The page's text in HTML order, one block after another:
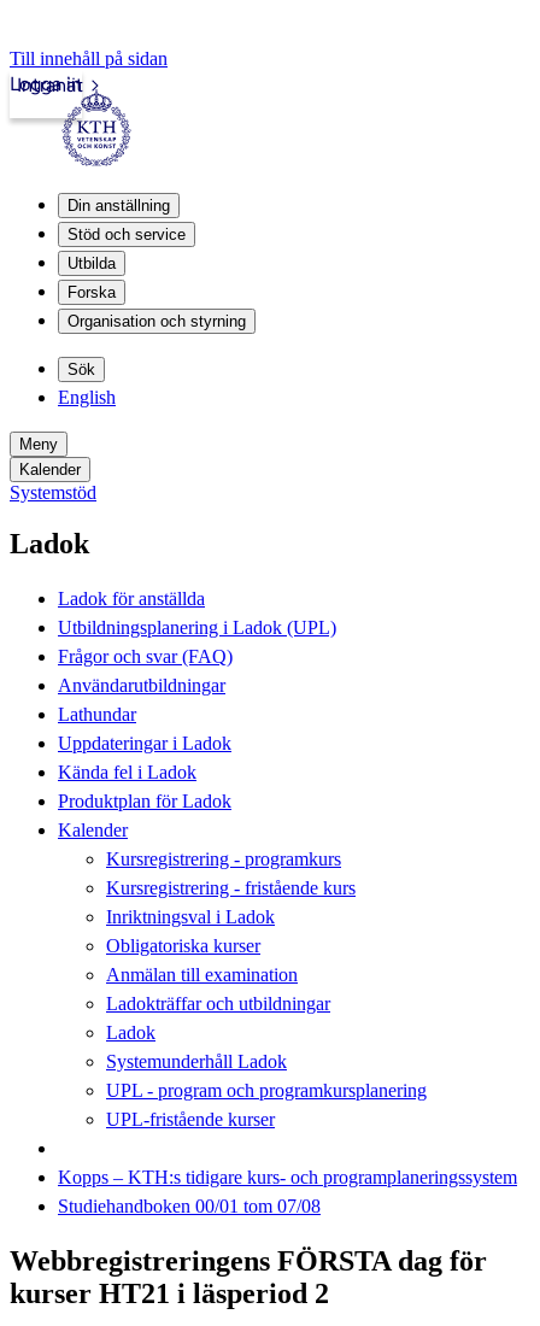
Till innehåll på sidan
Intranät
Logga in
Din anställning
Stöd och service
Utbilda
Forska
Organisation och styrning
Sök
English
Meny
Kalender
Systemstöd
Ladok
Ladok för anställda
Utbildningsplanering i Ladok (UPL)
Frågor och svar (FAQ)
Användarutbildningar
Lathundar
Uppdateringar i Ladok
Kända fel i Ladok
Produktplan för Ladok
Kalender
Kursregistrering - programkurs
Kursregistrering - fristående kurs
Inriktningsval i Ladok
Obligatoriska kurser
Anmälan till examination
Ladokträffar och utbildningar
Ladok
Systemunderhåll Ladok
UPL - program och programkursplanering
UPL-fristående kurser
Kopps – KTH:s tidigare kurs- och programplaneringssystem
Studiehandboken 00/01 tom 07/08
Webbregistreringens FÖRSTA dag för
kurser HT21 i läsperiod 2